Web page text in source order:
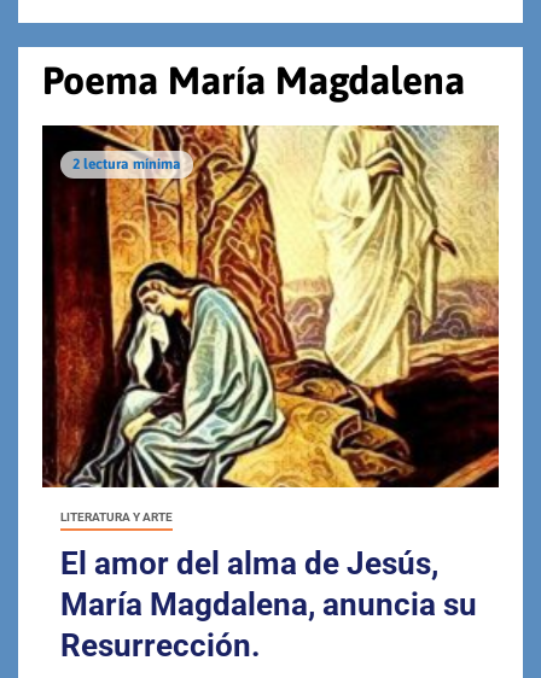
Poema María Magdalena
2 lectura mínima
LITERATURA Y ARTE
El amor del alma de Jesús,
María Magdalena, anuncia su
Resurrección.